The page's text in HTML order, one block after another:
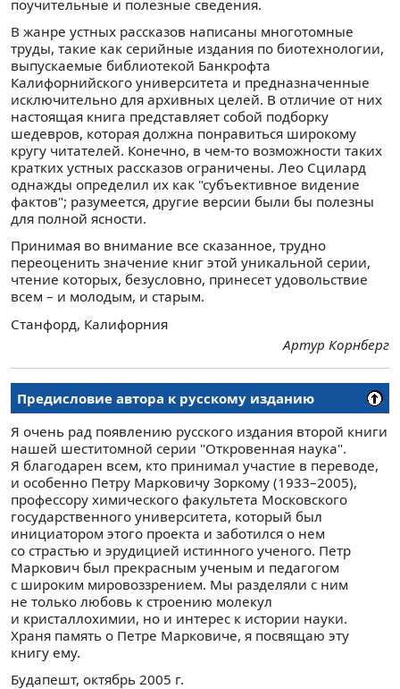
поучительные и полезные сведения.
В жанре устных рассказов написаны многотомные
труды, такие как серийные издания по биотехнологии,
выпускаемые библиотекой Банкрофта
Калифорнийского университета и предназначенные
исключительно для архивных целей. В отличие от них
настоящая книга представляет собой подборку
шедевров, которая должна понравиться широкому
кругу читателей. Конечно, в чем-то возможности таких
кратких устных рассказов ограничены. Лео Сцилард
однажды определил их как "субъективное видение
фактов"; разумеется, другие версии были бы полезны
для полной ясности.
Принимая во внимание все сказанное, трудно
переоценить значение книг этой уникальной серии,
чтение которых, безусловно, принесет удовольствие
всем – и молодым, и старым.
Станфорд, Калифорния
Артур Корнберг
Предисловие автора к русскому изданию
Я очень рад появлению русского издания второй книги
нашей шеститомной серии "Откровенная наука".
Я благодарен всем, кто принимал участие в переводе,
и особенно Петру Марковичу Зоркому (1933–2005),
профессору химического факультета Московского
государственного университета, который был
инициатором этого проекта и заботился о нем
со страстью и эрудицией истинного ученого. Петр
Маркович был прекрасным ученым и педагогом
с широким мировоззрением. Мы разделяли с ним
не только любовь к строению молекул
и кристаллохимии, но и интерес к истории науки.
Храня память о Петре Марковиче, я посвящаю эту
книгу ему.
Будапешт, октябрь 2005 г.